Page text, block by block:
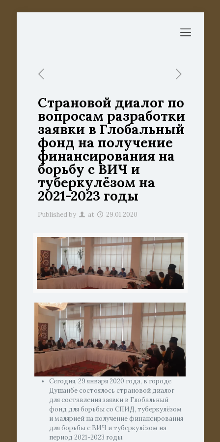
Страновой диалог по
вопросам разработки
заявки в Глобальный
фонд на получение
финансирования на
борьбу с ВИЧ и
туберкулёзом на
2021-2023 годы
Published by at 29.01.2020
Сегодня, 29 января 2020 года, в городе
Душанбе состоялось страновой диалог
для составления заявки в Глобальный
фонд для борьбы со СПИД, туберкулёзом
и малярией на получение финансирования
для борьбы с ВИЧ и туберкулёзом на
период 2021-2023 годы.